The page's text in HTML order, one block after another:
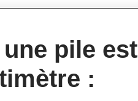
pile est
: